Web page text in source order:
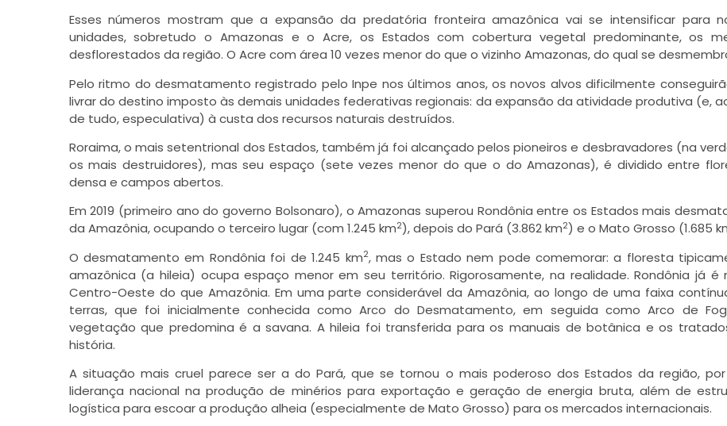
Esses números mostram que a expansão da predatória fronteira amazônica vai se intensificar para
unidades, sobretudo o Amazonas e o Acre, os Estados com cobertura vegetal predominante, os
desflorestados da região. O Acre com área 10 vezes menor do que o vizinho Amazonas, do qual se
Pelo ritmo do desmatamento registrado pelo Inpe nos últimos anos, os novos alvos dificilmente
livrar do destino imposto às demais unidades federativas regionais: da expansão da atividade produtiva (e,
de tudo, especulativa) à custa dos recursos naturais destruídos.
Roraima, o mais setentrional dos Estados, também já foi alcançado pelos pioneiros e desbravadores (na
os mais destruidores), mas seu espaço (sete vezes menor do que o do Amazonas), é dividido entre
densa e campos abertos.
Em 2019 (primeiro ano do governo Bolsonaro), o Amazonas superou Rondônia entre os Estados mais
da Amazônia, ocupando o terceiro lugar (com 1.245 km2), depois do Pará (3.862 km2) e o Mato Grosso (1.685
O desmatamento em Rondônia foi de 1.245 km2, mas o Estado nem pode comemorar: a floresta
amazônica (a hileia) ocupa espaço menor em seu território. Rigorosamente, na realidade. Rondônia já é
Centro-Oeste do que Amazônia. Em uma parte considerável da Amazônia, ao longo de uma faixa
terras, que foi inicialmente conhecida como Arco do Desmatamento, em seguida como Arco de
vegetação que predomina é a savana. A hileia foi transferida para os manuais de botânica e os
história.
A situação mais cruel parece ser a do Pará, que se tornou o mais poderoso dos Estados da região,
liderança nacional na produção de minérios para exportação e geração de energia bruta, além de
logística para escoar a produção alheia (especialmente de Mato Grosso) para os mercados internacionais.